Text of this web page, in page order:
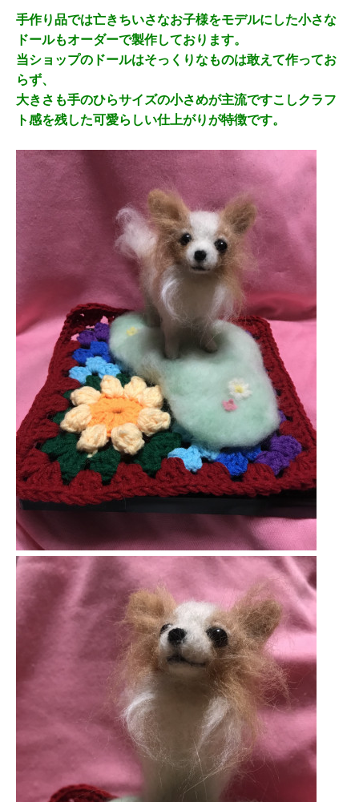
手作り品では亡きちいさなお子様をモデルにした小さな
ドールもオーダーで製作しております。
当ショップのドールはそっくりなものは敢えて作ってお
らず、
大きさも手のひらサイズの小さめが主流ですこしクラフ
ト感を残した可愛らしい仕上がりが特徴です。